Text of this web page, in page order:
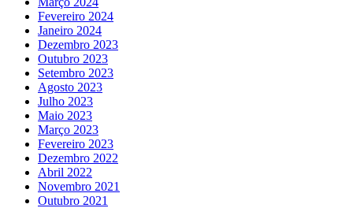
Fevereiro 2024
Janeiro 2024
Dezembro 2023
Outubro 2023
Setembro 2023
Agosto 2023
Julho 2023
Maio 2023
Março 2023
Fevereiro 2023
Dezembro 2022
Abril 2022
Novembro 2021
Outubro 2021